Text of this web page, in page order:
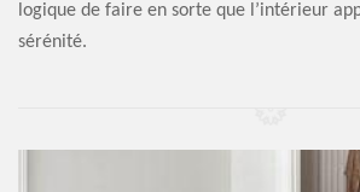
logique de faire en sorte que l’intérieur
sérénité.